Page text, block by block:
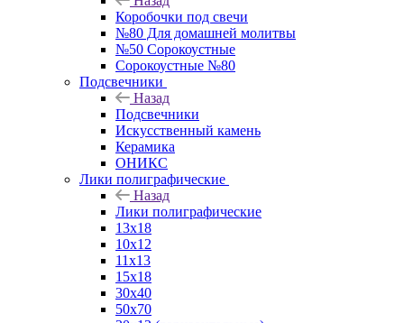
Коробочки под свечи
№80 Для домашней молитвы
№50 Сорокоустные
Сорокоустные №80
Подсвечники
Назад
Подсвечники
Искусственный камень
Керамика
ОНИКС
Лики полиграфические
Назад
Лики полиграфические
13x18
10x12
11х13
15х18
30x40
50x70